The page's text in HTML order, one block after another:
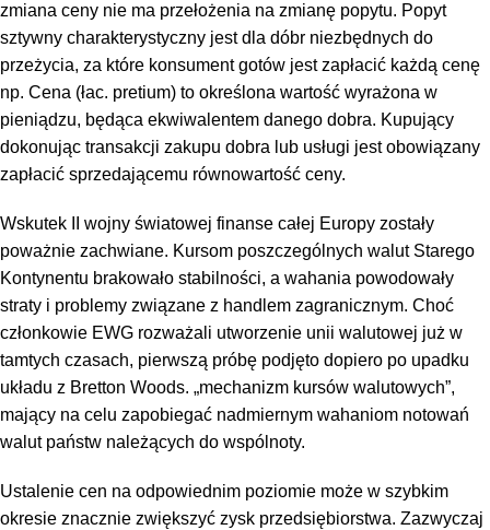
zmiana ceny nie ma przełożenia na zmianę popytu. Popyt
sztywny charakterystyczny jest dla dóbr niezbędnych do
przeżycia, za które konsument gotów jest zapłacić każdą cenę
np. Cena (łac. pretium) to określona wartość wyrażona w
pieniądzu, będąca ekwiwalentem danego dobra. Kupujący
dokonując transakcji zakupu dobra lub usługi jest obowiązany
zapłacić sprzedającemu równowartość ceny.
Wskutek II wojny światowej finanse całej Europy zostały
poważnie zachwiane. Kursom poszczególnych walut Starego
Kontynentu brakowało stabilności, a wahania powodowały
straty i problemy związane z handlem zagranicznym. Choć
członkowie EWG rozważali utworzenie unii walutowej już w
tamtych czasach, pierwszą próbę podjęto dopiero po upadku
układu z Bretton Woods. „mechanizm kursów walutowych”,
mający na celu zapobiegać nadmiernym wahaniom notowań
walut państw należących do wspólnoty.
Ustalenie cen na odpowiednim poziomie może w szybkim
okresie znacznie zwiększyć zysk przedsiębiorstwa. Zazwyczaj